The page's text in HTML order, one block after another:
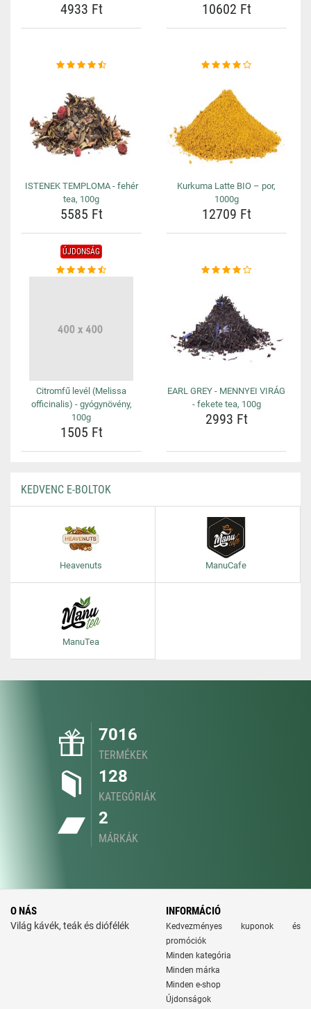
4933 Ft 10602 Ft
ISTENEK TEMPLOMA - fehér
tea, 100g
5585 Ft
Kurkuma Latte BIO – por,
1000g
12709 Ft
ÚJDONSÁG
Citromfű levél (Melissa
officinalis) - gyógynövény,
100g
1505 Ft
EARL GREY - MENNYEI VIRÁG
- fekete tea, 100g
2993 Ft
KEDVENC E-BOLTOK
Heavenuts ManuCafe
ManuTea
7016
TERMÉKEK
128
KATEGÓRIÁK
2
MÁRKÁK
O NÁS
Világ kávék, teák és diófélék
INFORMÁCIÓ
Kedvezményes kuponok és
promóciók
Minden kategória
Minden márka
Minden e-shop
Újdonságok